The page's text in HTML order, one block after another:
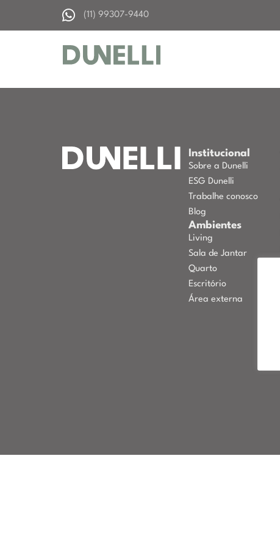
(11) 99307-9440
Institucional
Sobre a Dunelli
ESG Dunelli
Trabalhe conosco
Blog
Ambientes
Living
Sala de Jantar
Quarto
Escritório
Área externa